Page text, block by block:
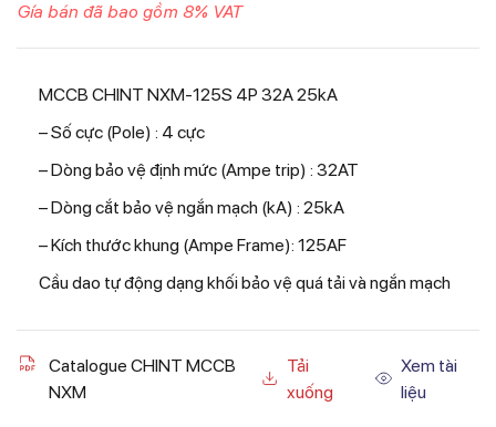
Gía bán đã bao gồm 8% VAT
MCCB CHINT NXM-125S 4P 32A 25kA
– Số cực (Pole) : 4 cực
– Dòng bảo vệ định mức (Ampe trip) : 32AT
– Dòng cắt bảo vệ ngắn mạch (kA) : 25kA
– Kích thước khung (Ampe Frame): 125AF
Cầu dao tự động dạng khối bảo vệ quá tải và ngắn mạch
Catalogue CHINT MCCB
NXM
Tải
xuống
Xem tài
liệu